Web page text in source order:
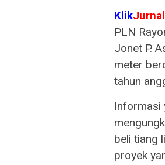
Klik
PLN
Jonet P.
meter
tahun
Informasi
beli tiang
proyek